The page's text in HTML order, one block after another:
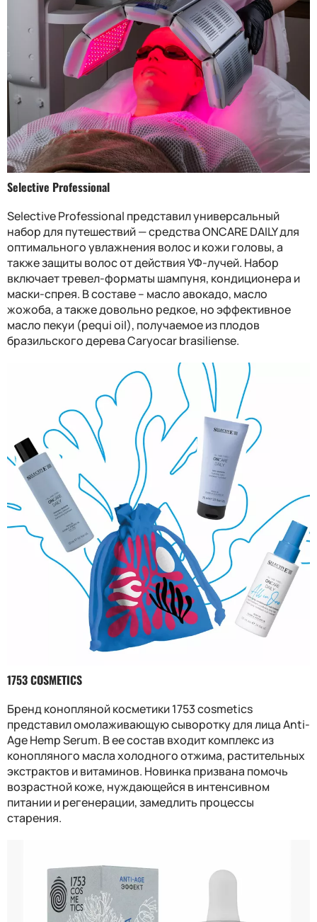
Selective Professional
Selective Professional представил универсальный
набор для путешествий — средства ONCARE DAILY для
оптимального увлажнения волос и кожи головы, а
также защиты волос от действия УФ-лучей. Набор
включает тревел-форматы шампуня, кондиционера и
маски-спрея. В составе – масло авокадо, масло
жожоба, а также довольно редкое, но эффективное
масло пекуи (pequi oil), получаемое из плодов
бразильского дерева Caryocar brasiliense.
1753 COSMETICS
Бренд конопляной косметики 1753 cosmetics
представил омолаживающую сыворотку для лица Anti-
Age Hemp Serum. В ее состав входит комплекс из
конопляного масла холодного отжима, растительных
экстрактов и витаминов. Новинка призвана помочь
возрастной коже, нуждающейся в интенсивном
питании и регенерации, замедлить процессы
старения.